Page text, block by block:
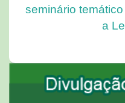
seminário
a